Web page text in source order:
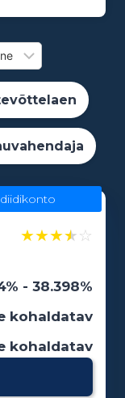
★★★★☆
- 38.398%
kohaldatav
kohaldatav